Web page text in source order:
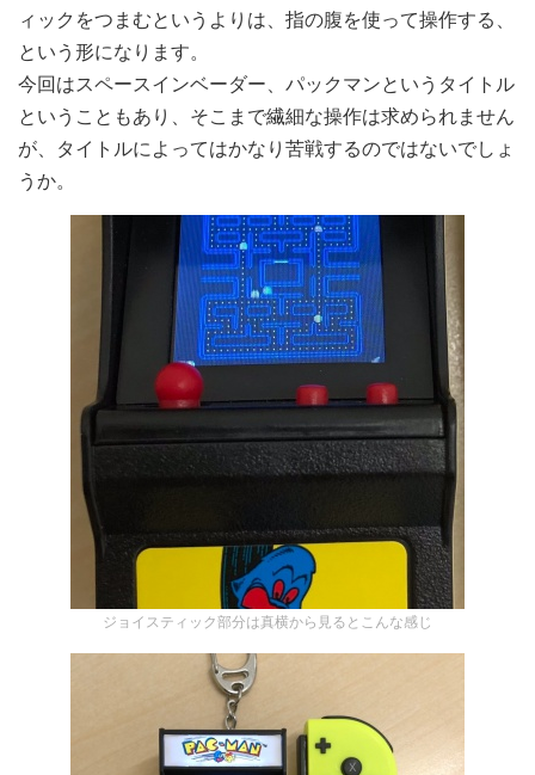
ィックをつまむというよりは、指の腹を使って操作する、
という形になります。
今回はスペースインベーダー、パックマンというタイトル
ということもあり、そこまで繊細な操作は求められません
が、タイトルによってはかなり苦戦するのではないでしょ
うか。
ジョイスティック部分は真横から見るとこんな感じ